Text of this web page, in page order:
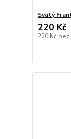
Svatý
220 Kč
220 Kč bez